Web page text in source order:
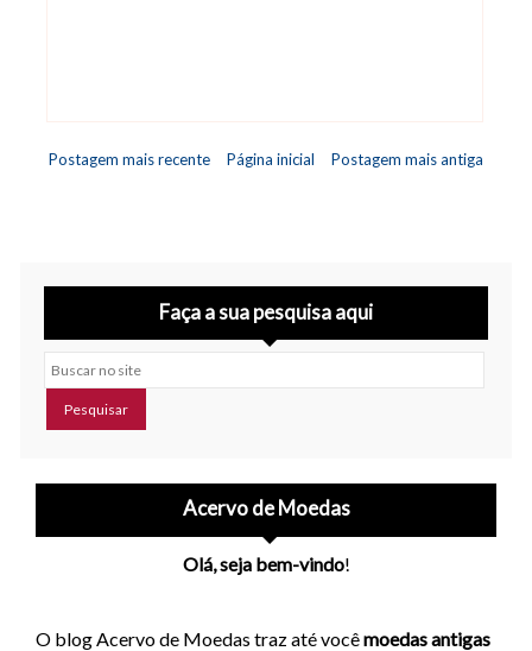
Postagem mais recente Postagem mais antiga
Página inicial
Faça a sua pesquisa aqui
Buscar no site
Acervo de Moedas
Olá, seja bem-vindo!
O blog Acervo de Moedas traz até vocêmoedas antigas